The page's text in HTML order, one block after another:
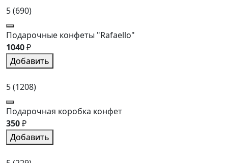
5(690)
Подарочные конфеты "Rafaello"
1040₽
Добавить
5(1208)
Подарочная коробка конфет
350₽
Добавить